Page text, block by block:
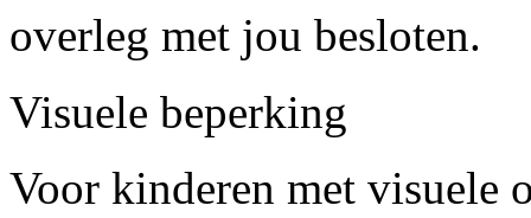
overleg met jou besloten.
Visuele beperking
Voor kinderen met visuele